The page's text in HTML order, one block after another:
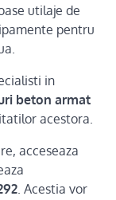
utilaje de
pentru
in
beton armat
acestora.
acceseaza
. Acestia vor